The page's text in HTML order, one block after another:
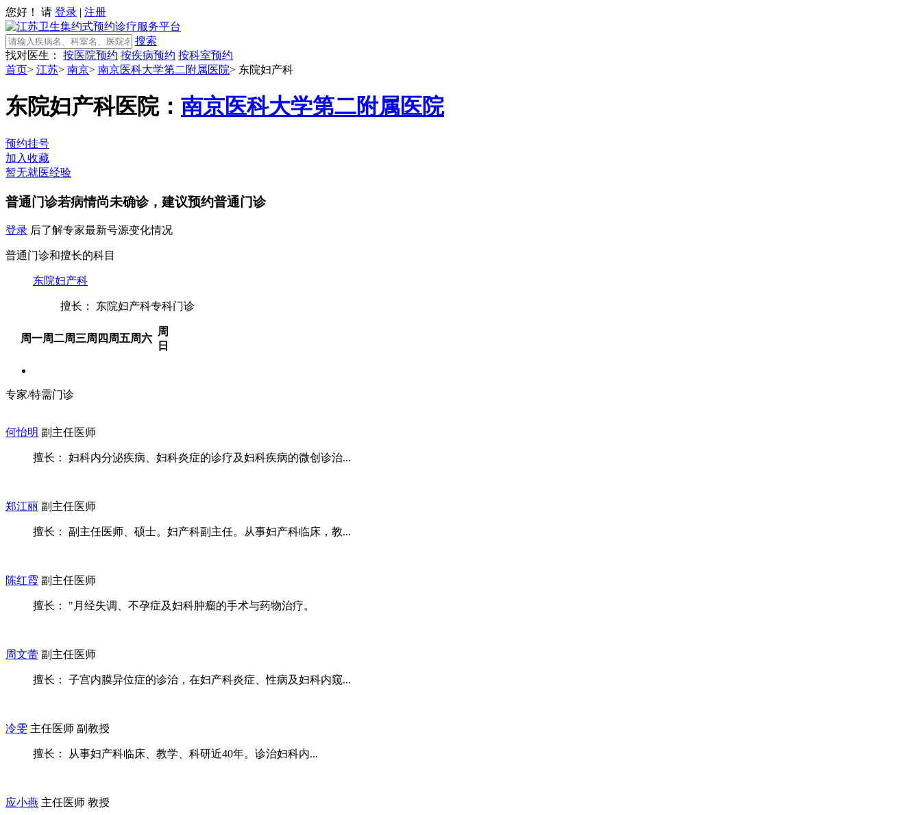
您好！ 请 登录 | 注册
搜索
找对医生：
按医院预约 按疾病预约 按科室预约
首页> 江苏> 南京> 南京医科大学第二附属医院> 东院妇产科
东院妇产科医院： 南京医科大学第二附属医院
预约挂号
加入收藏
暂无就医经验
普通门诊若病情尚未确诊，建议预约普通门诊
登录 后了解专家最新号源变化情况
普通门诊和擅长的科目
东院妇产科
擅长： 东院妇产科专科门诊
周一周二周三周四 周五周六
周
日
专家/特需门诊
何怡明 副主任医师
擅长： 妇科内分泌疾病、妇科炎症的诊疗及妇科疾病的微创诊治...
郑江丽 副主任医师
擅长： 副主任医师、硕士。妇产科副主任。从事妇产科临床，教...
陈红霞 副主任医师
擅长： "月经失调、不孕症及妇科肿瘤的手术与药物治疗。
周文蕾 副主任医师
擅长： 子宫内膜异位症的诊治，在妇产科炎症、性病及妇科内窥...
冷雯 主任医师 副教授
擅长： 从事妇产科临床、教学、科研近40年。诊治妇科内...
应小燕 主任医师 教授